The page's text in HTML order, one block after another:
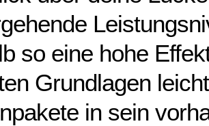
so eine hohe
Grundlagen
in sein